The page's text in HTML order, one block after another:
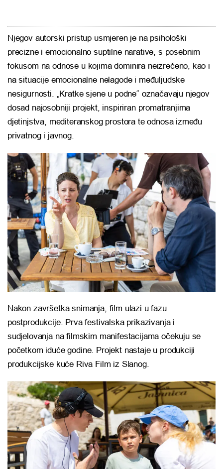
Njegov autorski pristup usmjeren je na psihološki
precizne i emocionalno suptilne narative, s posebnim
fokusom na odnose u kojima dominira neizrečeno, kao i
na situacije emocionalne nelagode i međuljudske
nesigurnosti. „Kratke sjene u podne“ označavaju njegov
dosad najosobniji projekt, inspiriran promatranjima
djetinjstva, mediteranskog prostora te odnosa između
privatnog i javnog.
Nakon završetka snimanja, film ulazi u fazu
postprodukcije. Prva festivalska prikazivanja i
sudjelovanja na filmskim manifestacijama očekuju se
početkom iduće godine. Projekt nastaje u produkciji
produkcijske kuće Riva Film iz Slanog.